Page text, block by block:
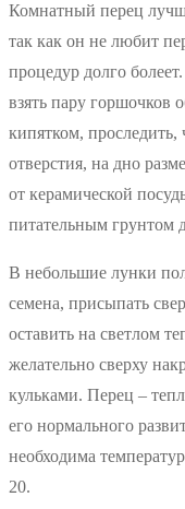
Комнатный перец
так как он не любит
процедур долго
взять пару горшочков
кипятком,
отверстия, на дно
от керамической
питательным грунтом
В небольшие лунки
семена, присыпать
оставить на светлом
желательно сверху
кульками. Перец –
его нормального
необходима
20.